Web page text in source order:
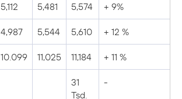
5,112 5,481 5,574 + 9%
4,987 5,544 5,610 + 12 %
10.099 11,025 11,184 + 11 %
31
Tsd.
-